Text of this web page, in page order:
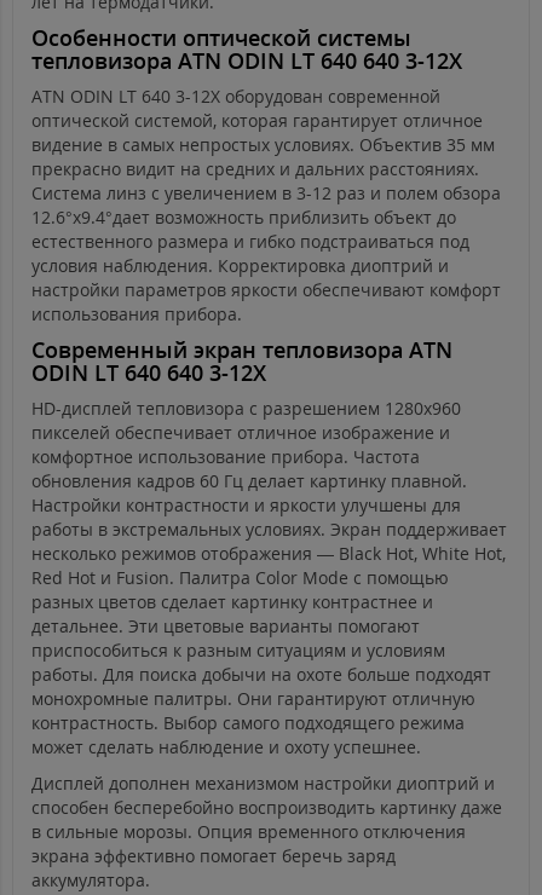
Особенности оптической системы
тепловизора ATN ODIN LT 640 640 3-12X
ATN ODIN LT 640 3-12X оборудован современной
оптической системой, которая гарантирует отличное
видение в самых непростых условиях. Объектив 35 мм
прекрасно видит на средних и дальних расстояниях.
Система линз с увеличением в 3-12 раз и полем обзора
12.6°x9.4°дает возможность приблизить объект до
естественного размера и гибко подстраиваться под
условия наблюдения. Корректировка диоптрий и
настройки параметров яркости обеспечивают комфорт
использования прибора.
Современный экран тепловизора ATN
ODIN LT 640 640 3-12X
HD-дисплей тепловизора с разрешением 1280х960
пикселей обеспечивает отличное изображение и
комфортное использование прибора. Частота
обновления кадров 60 Гц делает картинку плавной.
Настройки контрастности и яркости улучшены для
работы в экстремальных условиях. Экран поддерживает
несколько режимов отображения — Black Hot, White Hot,
Red Hot и Fusion. Палитра Color Mode с помощью
разных цветов сделает картинку контрастнее и
детальнее. Эти цветовые варианты помогают
приспособиться к разным ситуациям и условиям
работы. Для поиска добычи на охоте больше подходят
монохромные палитры. Они гарантируют отличную
контрастность. Выбор самого подходящего режима
может сделать наблюдение и охоту успешнее.
Дисплей дополнен механизмом настройки диоптрий и
способен бесперебойно воспроизводить картинку даже
в сильные морозы. Опция временного отключения
экрана эффективно помогает беречь заряд
аккумулятора.